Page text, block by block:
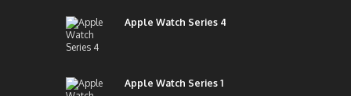
Apple Watch Series 4
Apple Watch Series 1